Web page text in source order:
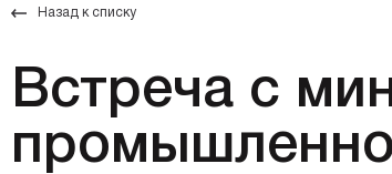
Назад к списку
Встреча с